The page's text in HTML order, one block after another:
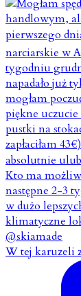
W tej karuzeli